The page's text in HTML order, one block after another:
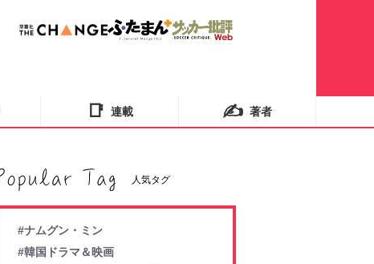
📑 連載 ✍️ 著者
人気タグ
#ナムグン・ミン
#韓国ドラマ＆映画